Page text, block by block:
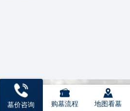
墓价咨询 购墓流程 地图看墓